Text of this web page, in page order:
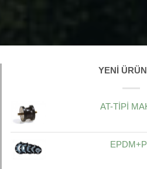
YENI
AT-TİPİ